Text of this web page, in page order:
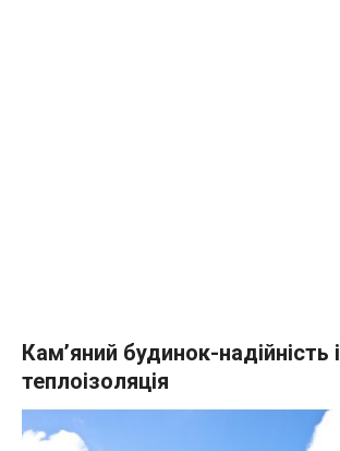
Кам’яний будинок-надійність і
теплоізоляція